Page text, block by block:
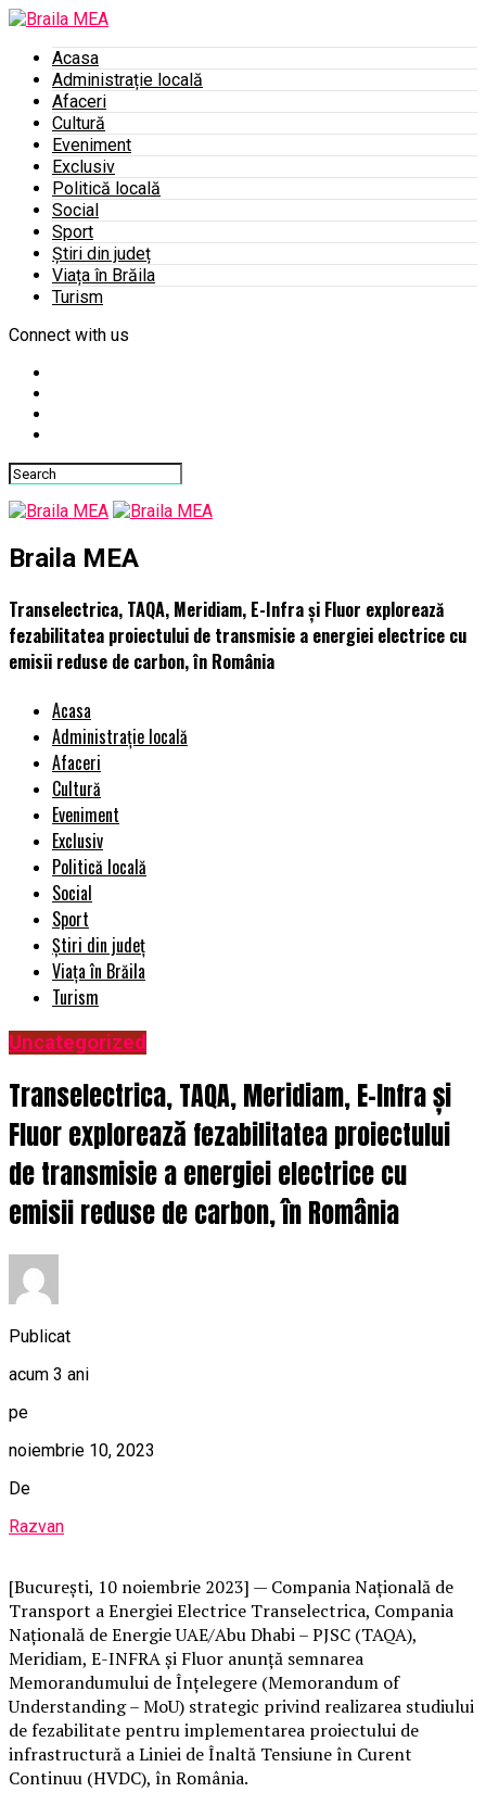
Acasa
Administrație locală
Afaceri
Cultură
Eveniment
Exclusiv
Politică locală
Social
Sport
Știri din județ
Viața în Brăila
Turism
Connect with us
Braila MEA
Transelectrica, TAQA, Meridiam, E-Infra și Fluor explorează
fezabilitatea proiectului de transmisie a energiei electrice cu
emisii reduse de carbon, în România
Acasa
Administrație locală
Afaceri
Cultură
Eveniment
Exclusiv
Politică locală
Social
Sport
Știri din județ
Viața în Brăila
Turism
Uncategorized
Transelectrica, TAQA, Meridiam, E-Infra și
Fluor explorează fezabilitatea proiectului
de transmisie a energiei electrice cu
emisii reduse de carbon, în România
Publicat
acum 3 ani
pe
noiembrie 10, 2023
De
Razvan
[București, 10 noiembrie 2023] — Compania Națională de
Transport a Energiei Electrice Transelectrica, Compania
Națională de Energie UAE/Abu Dhabi – PJSC (TAQA),
Meridiam, E-INFRA și Fluor anunță semnarea
Memorandumului de Înțelegere (Memorandum of
Understanding – MoU) strategic privind realizarea studiului
de fezabilitate pentru implementarea proiectului de
infrastructură a Liniei de Înaltă Tensiune în Curent
Continuu (HVDC), în România.